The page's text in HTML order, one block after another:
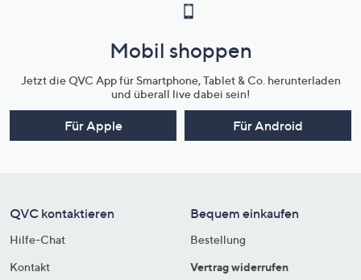
Mobil shoppen
Jetzt die QVC App für Smartphone, Tablet & Co. herunterladen
und überall live dabei sein!
Für Apple Für Android
QVC kontaktieren
Hilfe-Chat
Kontakt
Bequem einkaufen
Bestellung
Vertrag widerrufen